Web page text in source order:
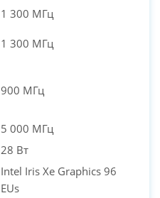
1 300 МГц
1 300 МГц
900 МГц
5 000 МГц
28 Вт
Intel Iris Xe Graphics 96
EUs